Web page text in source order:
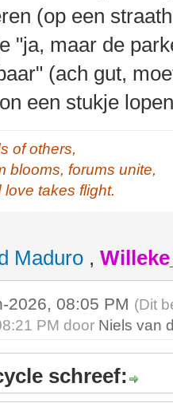
(op een
"ja, maar de
(ach gut,
een stukje
of others,
blooms, forums unite,
love takes flight.
Maduro ,
2026, 08:05 PM (Dit
PM door Niels van
schreef: